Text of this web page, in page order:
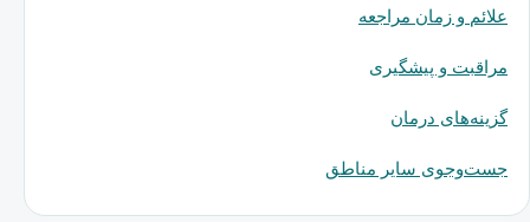
علائم و زمان مراجعه
مراقبت و پیشگیری
گزینه‌های درمان
جست‌وجوی سایر مناطق